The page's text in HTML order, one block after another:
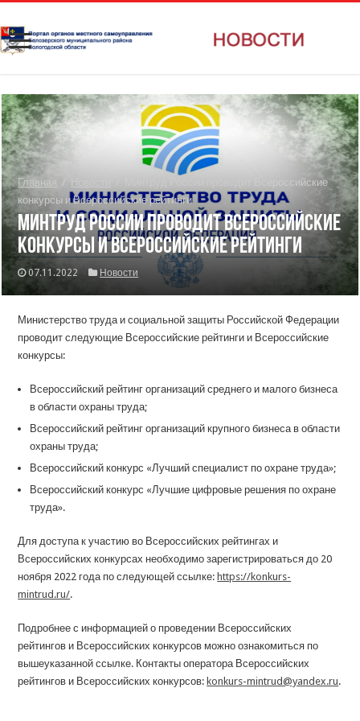
Главная
Минтруд России проводит Всероссийские
конкурсы и Всероссийские рейтинги
Минтруд России проводит Всероссийские
конкурсы и Всероссийские рейтинги
07.11.2022 Новости
Министерство труда и социальной защиты Российской Федерации
проводит следующие Всероссийские рейтинги и Всероссийские
конкурсы:
Всероссийский рейтинг организаций среднего и малого бизнеса
в области охраны труда;
Всероссийский рейтинг организаций крупного бизнеса в области
охраны труда;
Всероссийский конкурс «Лучший специалист по охране труда»;
Всероссийский конкурс «Лучшие цифровые решения по охране
труда».
Для доступа к участию во Всероссийских рейтингах и
Всероссийских конкурсах необходимо зарегистрироваться до 20
ноября 2022 года по следующей ссылке: https://konkurs-
mintrud.ru/.
Подробнее с информацией о проведении Всероссийских
рейтингов и Всероссийских конкурсов можно ознакомиться по
вышеуказанной ссылке. Контакты оператора Всероссийских
рейтингов и Всероссийских конкурсов: konkurs-mintrud@yandex.ru.